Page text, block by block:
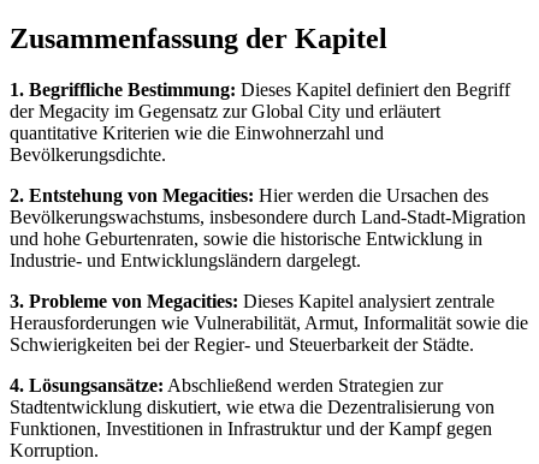
Zusammenfassung der Kapitel
1. Begriffliche Bestimmung: Dieses Kapitel definiert den Begriff
der Megacity im Gegensatz zur Global City und erläutert
quantitative Kriterien wie die Einwohnerzahl und
Bevölkerungsdichte.
2. Entstehung von Megacities: Hier werden die Ursachen des
Bevölkerungswachstums, insbesondere durch Land-Stadt-Migration
und hohe Geburtenraten, sowie die historische Entwicklung in
Industrie- und Entwicklungsländern dargelegt.
3. Probleme von Megacities: Dieses Kapitel analysiert zentrale
Herausforderungen wie Vulnerabilität, Armut, Informalität sowie die
Schwierigkeiten bei der Regier- und Steuerbarkeit der Städte.
4. Lösungsansätze: Abschließend werden Strategien zur
Stadtentwicklung diskutiert, wie etwa die Dezentralisierung von
Funktionen, Investitionen in Infrastruktur und der Kampf gegen
Korruption.